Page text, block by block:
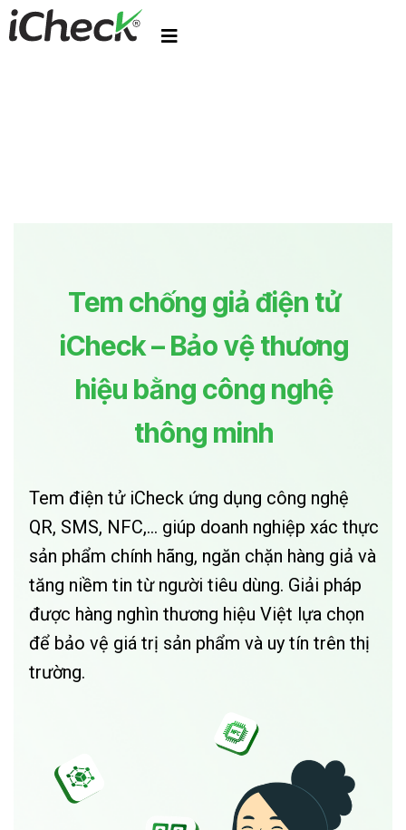
Tem điện tử iCheck ứng dụng công nghệ
QR, SMS, NFC,... giúp doanh nghiệp xác thực
sản phẩm chính hãng, ngăn chặn hàng giả và
tăng niềm tin từ người tiêu dùng. Giải pháp
được hàng nghìn thương hiệu Việt lựa chọn
để bảo vệ giá trị sản phẩm và uy tín trên thị
trường.
Tem chống giả điện tử
iCheck – Bảo vệ thương
hiệu bằng công nghệ
thông minh